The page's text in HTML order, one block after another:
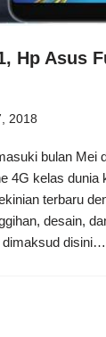
Hp Asus
2018
bulan Mei
4G kelas dunia
terbaru
desain,
dimaksud disini…